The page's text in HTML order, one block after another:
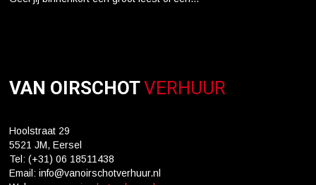
VAN OIRSCHOTVERHUUR
Hoolstraat 29
5521 JM, Eersel
Tel: (+31) 06 18511438
Email: info@vanoirschotverhuur.nl